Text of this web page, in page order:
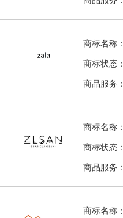
商标名称：
商标状态：
商品服务：
商标名称：
商标状态：
商品服务：
商标名称：